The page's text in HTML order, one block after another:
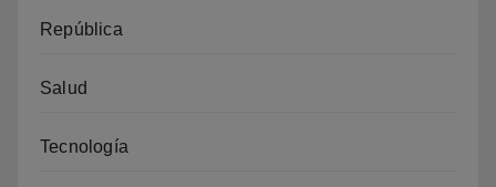
República
Salud
Tecnología